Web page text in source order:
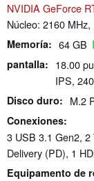
NVIDIA GeForce
Núcleo: 2160
Memoría 64 GB
pantalla
18.00
IPS,
Disco duro M.2
Conexiones
3 USB 3.1 Gen2,
Delivery (PD), 1
Equipamento de